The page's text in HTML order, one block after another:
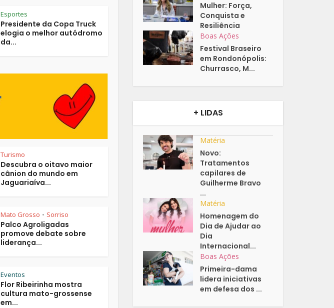
Esportes
Presidente da Copa Truck
elogia o melhor autódromo
da...
Turismo
Descubra o oitavo maior
cânion do mundo em
Jaguariaíva...
Mato Grosso • Sorriso
Palco Agroligadas
promove debate sobre
liderança...
Eventos
Flor Ribeirinha mostra
cultura mato-grossense
em...
Mulher: Força,
Conquista e
Resiliência
Boas Ações
Festival Braseiro
em Rondonópolis:
Churrasco, M...
+ LIDAS
Matéria
Novo:
Tratamentos
capilares de
Guilherme Bravo
...
Matéria
Homenagem do
Dia de Ajudar ao
Dia
Internacional...
Boas Ações
Primeira-dama
lidera iniciativas
em defesa dos ...